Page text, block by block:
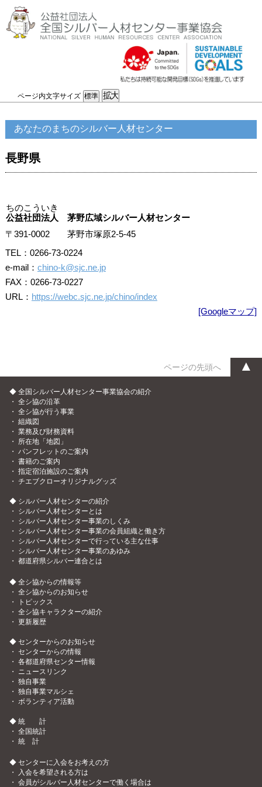
ページ内文字サイズ
あなたのまちのシルバー人材センター
長野県
ちのこういき
公益社団法人 茅野広域シルバー人材センター
〒391-0002 茅野市塚原2-5-45
TEL：0266-73-0224
e-mail： chino-k@sjc.ne.jp
FAX：0266-73-0227
URL： https://webc.sjc.ne.jp/chino/index
[Googleマップ]
ページの先頭へ ▲
◆ 全国シルバー人材センター事業協会の紹介
・全シ協の沿革
・全シ協が行う事業
・組織図
・業務及び財務資料
・ 所在地「地図」
・ パンフレットのご案内
・書籍のご案内
・指定宿泊施設のご案内
・チエブクローオリジナルグッズ
◆ シルバー人材センターの紹介
・ シルバー人材センターとは
・ シルバー人材センター事業のしくみ
・ シルバー人材センター事業の会員組織と働き方
・ シルバー人材センターで行っている主な仕事
・ シルバー人材センター事業のあゆみ
・都道府県シルバー連合とは
◆ 全シ協からの情報等
・全シ協からのお知らせ
・
トピックス
・全シ協キャラクターの紹介
・更新履歴
◆ センターからのお知らせ
・ センターからの情報
・各都道府県センター情報
・
ニュースリンク
・独自事業
・独自事業マルシェ
・ ボランティア活動
◆ 統 計
・全国統計
・統 計
◆ センターに入会をお考えの方
・
入会を希望される方は
・会員がシルバー人材センターで働く場合は